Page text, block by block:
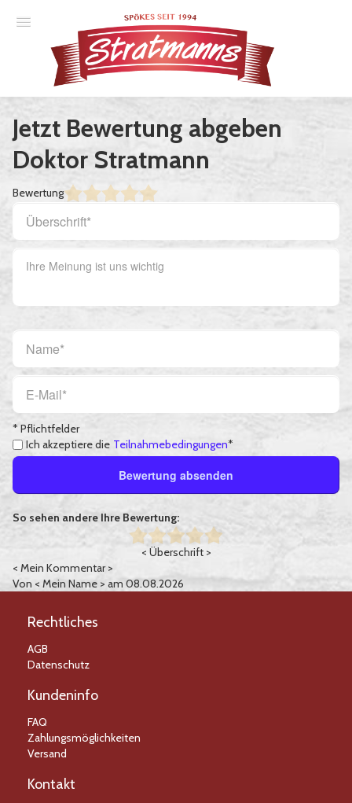
Essener Ehrendoktor
Unsere Komödien
Gastspiele
Gutscheine
Jetzt Bewertung abgeben
Doktor Stratmann
Bewertung
* Pflichtfelder
Ich akzeptiere die Teilnahmebedingungen*
Bewertung absenden
So sehen andere Ihre Bewertung:
< Überschrift >
< Mein Kommentar >
Von < Mein Name > am 08.08.2026
Rechtliches
AGB
Datenschutz
Kundeninfo
FAQ
Zahlungsmöglichkeiten
Versand
Kontakt